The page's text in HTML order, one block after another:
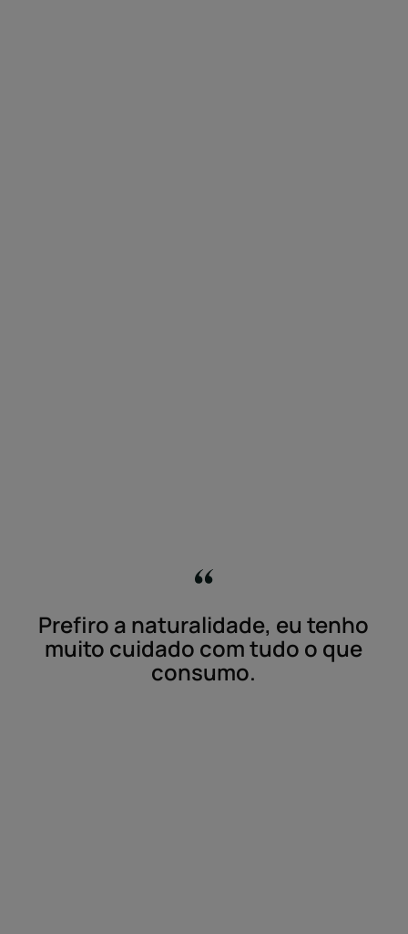
Prefiro a naturalidade, eu tenho
muito cuidado com tudo o que
consumo.